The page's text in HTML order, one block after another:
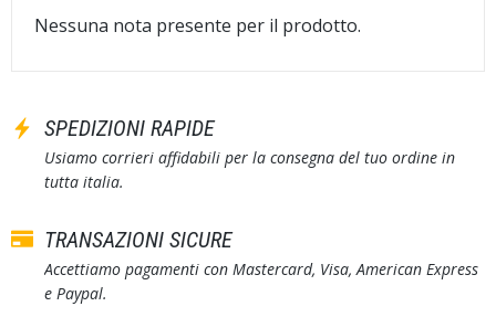
Nessuna nota presente per il prodotto.
SPEDIZIONI RAPIDE
Usiamo corrieri affidabili per la consegna del tuo ordine in
tutta italia.
TRANSAZIONI SICURE
Accettiamo pagamenti con Mastercard, Visa, American Express
e Paypal.